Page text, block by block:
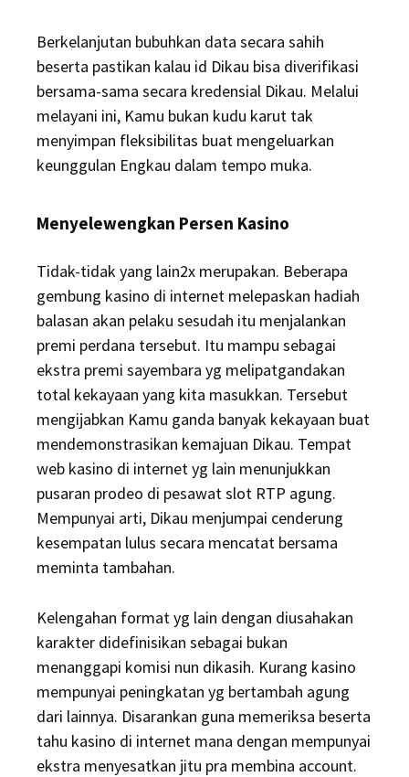
Berkelanjutan bubuhkan data secara sahih
beserta pastikan kalau id Dikau bisa diverifikasi
bersama-sama secara kredensial Dikau. Melalui
melayani ini, Kamu bukan kudu karut tak
menyimpan fleksibilitas buat mengeluarkan
keunggulan Engkau dalam tempo muka.
Menyelewengkan Persen Kasino
Tidak-tidak yang lain2x merupakan. Beberapa
gembung kasino di internet melepaskan hadiah
balasan akan pelaku sesudah itu menjalankan
premi perdana tersebut. Itu mampu sebagai
ekstra premi sayembara yg melipatgandakan
total kekayaan yang kita masukkan. Tersebut
mengijabkan Kamu ganda banyak kekayaan buat
mendemonstrasikan kemajuan Dikau. Tempat
web kasino di internet yg lain menunjukkan
pusaran prodeo di pesawat slot RTP agung.
Mempunyai arti, Dikau menjumpai cenderung
kesempatan lulus secara mencatat bersama
meminta tambahan.
Kelengahan format yg lain dengan diusahakan
karakter didefinisikan sebagai bukan
menanggapi komisi nun dikasih. Kurang kasino
mempunyai peningkatan yg bertambah agung
dari lainnya. Disarankan guna memeriksa beserta
tahu kasino di internet mana dengan mempunyai
ekstra menyesatkan jitu pra membina account.